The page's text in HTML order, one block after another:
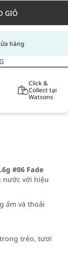
GIỎ
hàng
Click &
Collect tại
Watsons
#06 Fade
với hiệu
ẩm và thoải
trẻo, tươi